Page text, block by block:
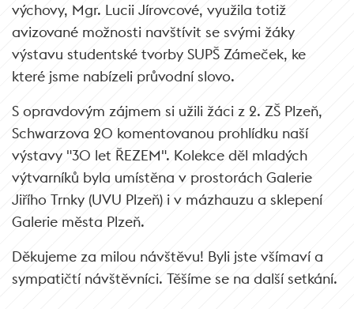
výchovy, Mgr. Lucii Jírovcové, využila totiž
avizované možnosti navštívit se svými žáky
výstavu studentské tvorby SUPŠ Zámeček, ke
které jsme nabízeli průvodní slovo.
S opravdovým zájmem si užili žáci z 2. ZŠ Plzeň,
Schwarzova 20 komentovanou prohlídku naší
výstavy "30 let ŘEZEM". Kolekce děl mladých
výtvarníků byla umístěna v prostorách Galerie
Jiřího Trnky (UVU Plzeň) i v mázhauzu a sklepení
Galerie města Plzeň.
Děkujeme za milou návštěvu! Byli jste všímaví a
sympatičtí návštěvníci. Těšíme se na další setkání.